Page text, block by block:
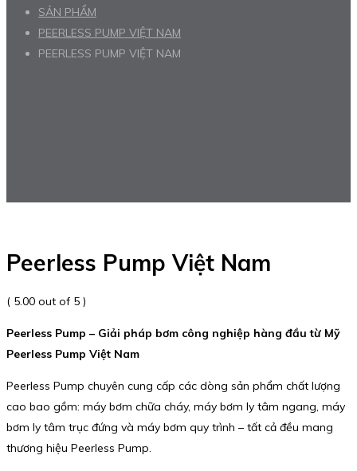
SẢN PHẨM
PEERLESS PUMP VIỆT NAM
PEERLESS PUMP VIỆT NAM
Peerless Pump Việt Nam
( 5.00 out of 5 )
Peerless Pump – Giải pháp bơm công nghiệp hàng đầu từ Mỹ
Peerless Pump Việt Nam
Peerless Pump chuyên cung cấp các dòng sản phẩm chất lượng
cao bao gồm: máy bơm chữa cháy, máy bơm ly tâm ngang, máy
bơm ly tâm trục đứng và máy bơm quy trình – tất cả đều mang
thương hiệu Peerless Pump.